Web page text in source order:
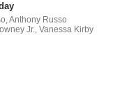
Anthony Russo
Jr., Vanessa Kirby